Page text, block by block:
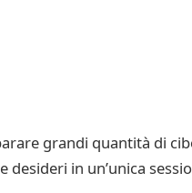
grandi quantità di
in un’unica